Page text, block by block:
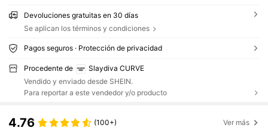
Devoluciones gratuitas en 30 días
Se aplican los términos y condiciones
Pagos seguros · Protección de privacidad
Procedente de
Slaydiva CURVE
Vendido y enviado desde SHEIN.
Para reportar a este vendedor y/o producto
4.76 (100+) Ver más